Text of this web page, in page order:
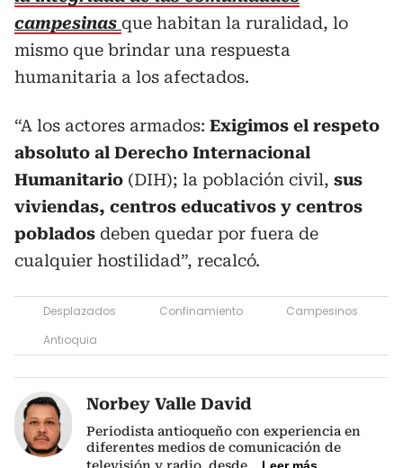
campesinas que habitan la ruralidad, lo
mismo que brindar una respuesta
humanitaria a los afectados.
“A los actores armados: Exigimos el respeto
absoluto al Derecho Internacional
Humanitario (DIH); la población civil, sus
viviendas, centros educativos y centros
poblados deben quedar por fuera de
cualquier hostilidad”, recalcó.
Desplazados Confinamiento
Campesinos
Antioquia
Norbey Valle David
Periodista antioqueño con experiencia en
diferentes medios de comunicación de